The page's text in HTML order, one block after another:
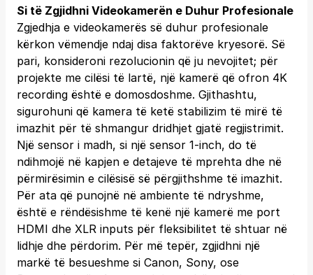
Si të Zgjidhni Videokamerën e Duhur Profesionale
Zgjedhja e videokamerës së duhur profesionale
kërkon vëmendje ndaj disa faktorëve kryesorë. Së
pari, konsideroni rezolucionin që ju nevojitet; për
projekte me cilësi të lartë, një kamerë që ofron 4K
recording është e domosdoshme. Gjithashtu,
sigurohuni që kamera të ketë stabilizim të mirë të
imazhit për të shmangur dridhjet gjatë regjistrimit.
Një sensor i madh, si një sensor 1-inch, do të
ndihmojë në kapjen e detajeve të mprehta dhe në
përmirësimin e cilësisë së përgjithshme të imazhit.
Për ata që punojnë në ambiente të ndryshme,
është e rëndësishme të kenë një kamerë me port
HDMI dhe XLR inputs për fleksibilitet të shtuar në
lidhje dhe përdorim. Për më tepër, zgjidhni një
markë të besueshme si Canon, Sony, ose